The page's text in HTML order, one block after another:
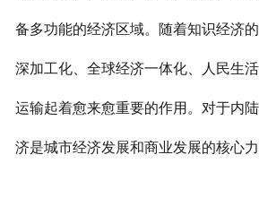
备多功能的经济区域。随着知识经济
深加工化、全球经济一体化、人民生
运输起着愈来愈重要的作用。对于内
济是城市经济发展和商业发展的核心力